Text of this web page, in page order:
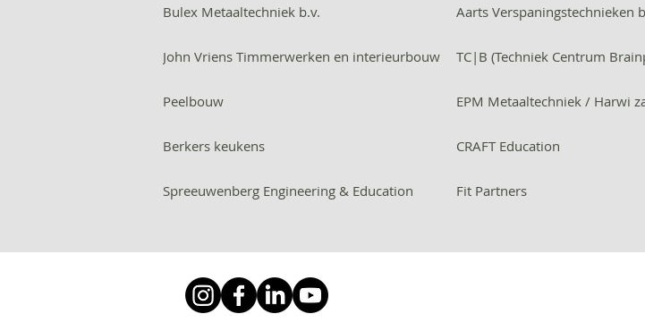
Bulex Metaaltechniek b.v.
John Vriens Timmerwerken en interieurbouw
Peelbouw
Berkers keukens
Spreeuwenberg Engineering & Education
Aarts Verspaningstechnieken
TC|B (Techniek Centrum
EPM Metaaltechniek / Harwi
CRAFT Education
Fit Partners